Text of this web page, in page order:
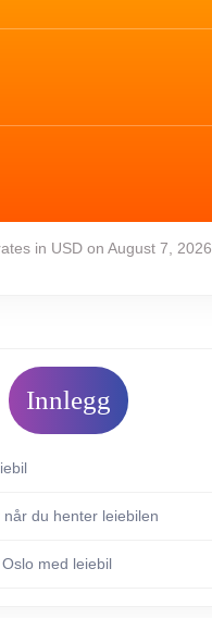
in USD on August 7, 2026
Innlegg
du henter leiebilen
med leiebil